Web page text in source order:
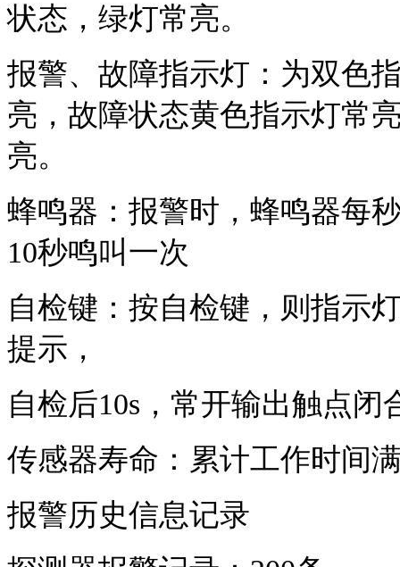
状态，绿灯常亮。
报警、故障指示灯：为双色
亮，故障状态黄色指示灯常
亮。
蜂鸣器：报警时，蜂鸣器每
10秒鸣叫一次
自检键：按自检键，则指示
提示，
自检后10s，常开输出触点闭
传感器寿命： 累计工作时间
报警历史信息记录